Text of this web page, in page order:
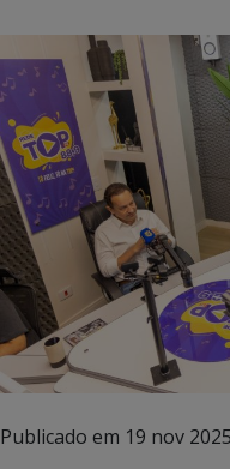
Publicado em 19 nov 2025